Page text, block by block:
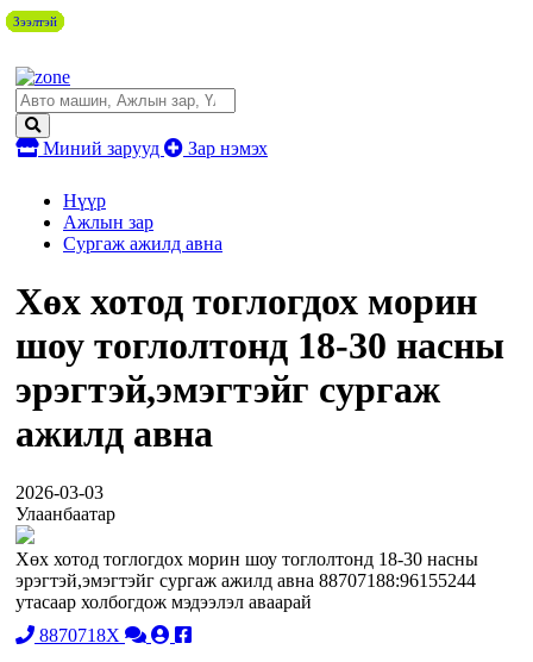
Миний зарууд Зар нэмэх
Нүүр
Ажлын зар
Сургаж ажилд авна
Хөх хотод тоглогдох морин
шоу тоглолтонд 18-30 насны
эрэгтэй,эмэгтэйг сургаж
ажилд авна
2026-03-03
Улаанбаатар
Хөх хотод тоглогдох морин шоу тоглолтонд 18-30 насны
эрэгтэй,эмэгтэйг сургаж ажилд авна 88707188:96155244
утасаар холбогдож мэдээлэл аваарай
8870718X
Зээлтэй
Зээлтэй
Зээлтэй
Зээлтэй
Зээлтэй
Зээлтэй
Зээлтэй
Зээлтэй